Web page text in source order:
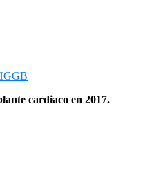
cardiaco en 2017.